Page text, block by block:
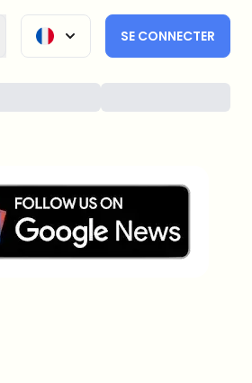
SE CONNECTER